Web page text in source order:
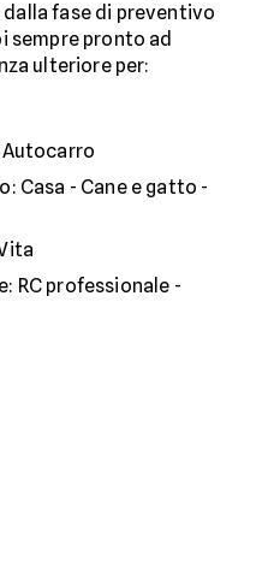
fase di preventivo
sempre pronto ad
ulteriore per:
Autocarro
Casa - Cane e gatto -
RC professionale -